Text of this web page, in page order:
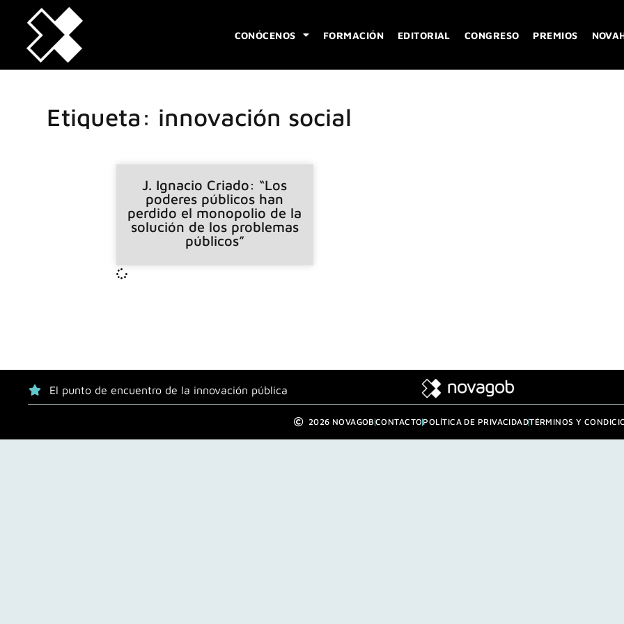
CONÓCENOS FORMACIÓN EDITORIAL CONGRESO PREMIOS
Etiqueta: innovación social
J. Ignacio Criado: “Los
poderes públicos han
perdido el monopolio de la
solución de los problemas
públicos”
El punto de encuentro de la innovación pública
2026 NOVAGOBCONTACTOPOLÍTICA DE PRIVACIDADTÉRMINOS Y